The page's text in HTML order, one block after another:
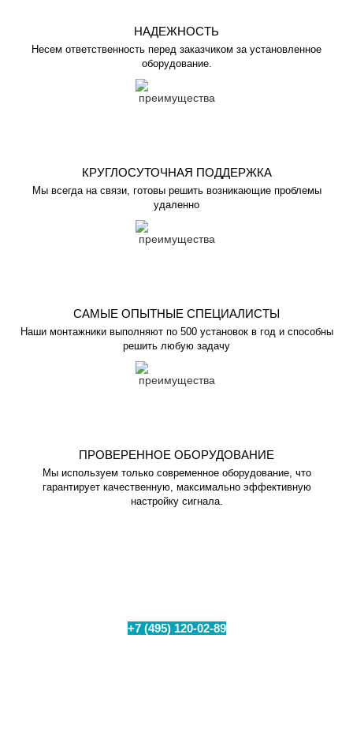
НАДЕЖНОСТЬ
Несем ответственность перед заказчиком за установленное
оборудование.
КРУГЛОСУТОЧНАЯ ПОДДЕРЖКА
Мы всегда на связи, готовы решить возникающие проблемы
удаленно
САМЫЕ ОПЫТНЫЕ СПЕЦИАЛИСТЫ
Наши монтажники выполняют по 500 установок в год и способны
решить любую задачу
ПРОВЕРЕННОЕ ОБОРУДОВАНИЕ
Мы используем только современное оборудование, что
гарантирует качественную, максимально эффективную
настройку сигнала.
+7 (495) 120-02-89